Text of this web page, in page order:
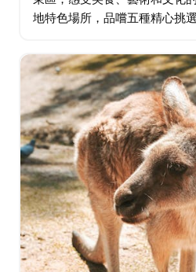
地特色場所，品嚐五種精心挑
作品。